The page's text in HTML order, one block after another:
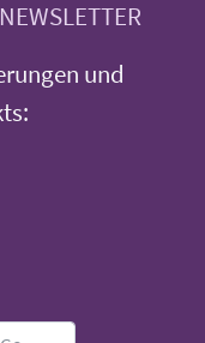
und